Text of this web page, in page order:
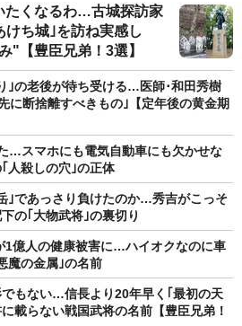
たくなるわ…古城探訪家
ち城｣を訪ね実感し
"【豊臣兄弟！3選】
の老後が待ち受ける…医師･和田秀樹
に断捨離すべきもの｣【定年後の黄金期
…スマホにも電気自動車にも欠かせな
人殺しの穴｣の正体
｣であっさり負けたのか…秀吉がこっそ
の｢大物武将｣の裏切り
1億人の健康被害に…ハイオクなのに車
魔の金属｣の名前
もない…信長より20年早く｢最初の天
載らない戦国武将の名前【豊臣兄弟！